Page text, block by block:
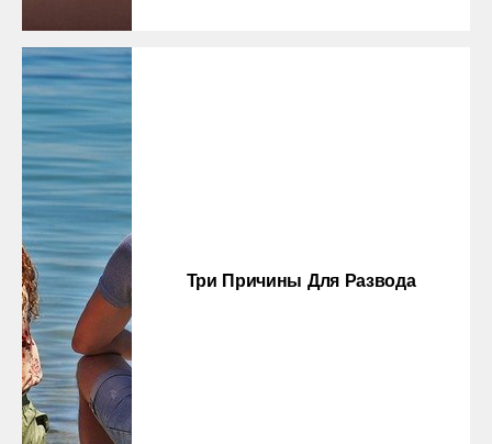
Три Причины Для Развода